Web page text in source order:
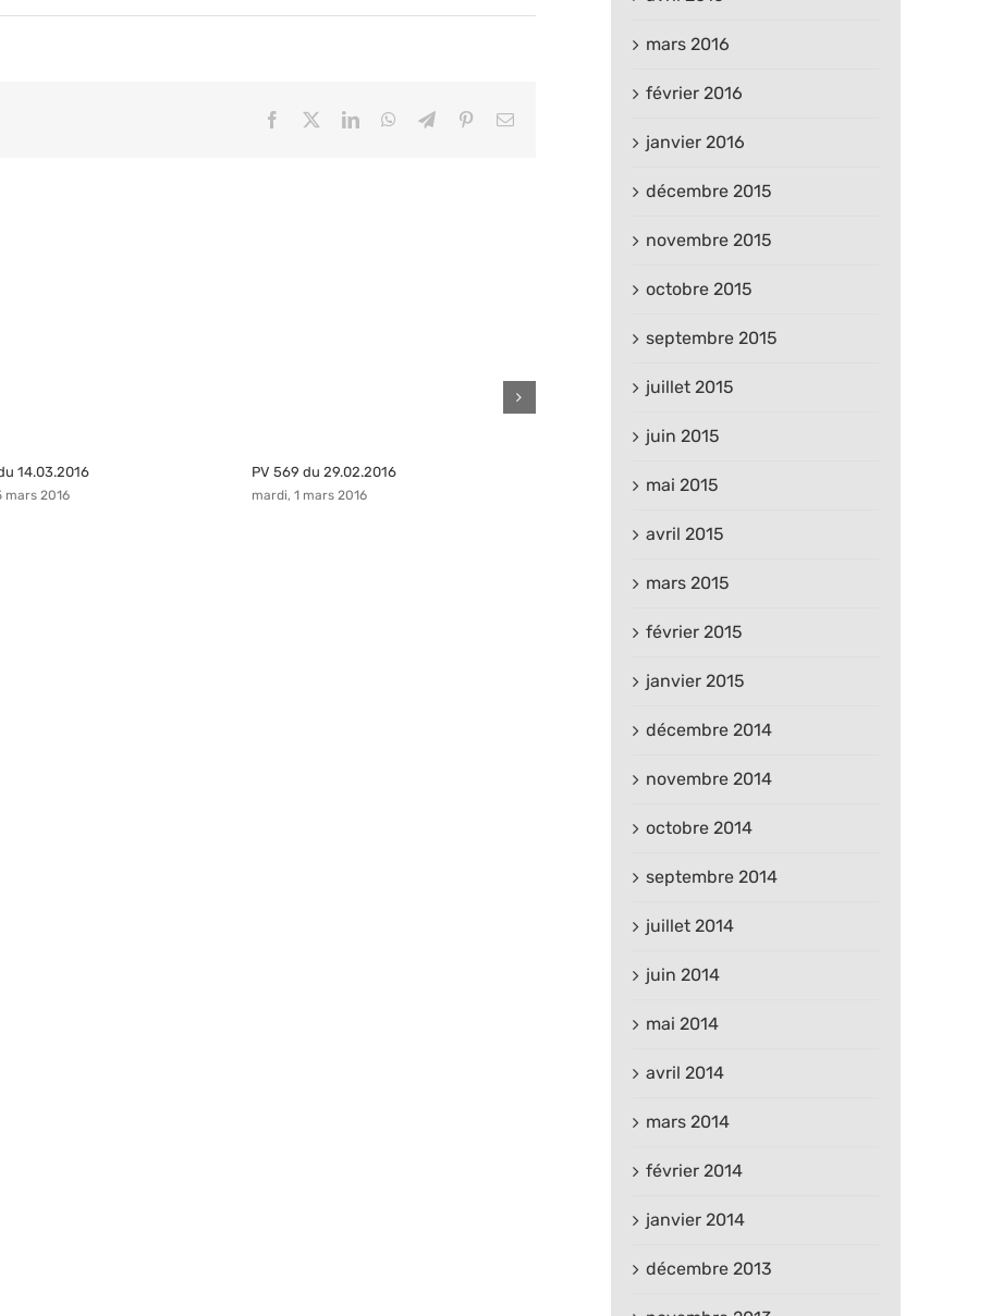
Facebook LinkedInWhatsApp
TelegramPinterestEmail
14.03.2016
mars 2016
PV 569 du 29.02.2016
mardi, 1 mars 2016
mars 2016
février 2016
janvier 2016
décembre 2015
novembre 2015
octobre 2015
septembre 2015
juillet 2015
juin 2015
mai 2015
avril 2015
mars 2015
février 2015
janvier 2015
décembre 2014
novembre 2014
octobre 2014
septembre 2014
juillet 2014
juin 2014
mai 2014
avril 2014
mars 2014
février 2014
janvier 2014
décembre 2013